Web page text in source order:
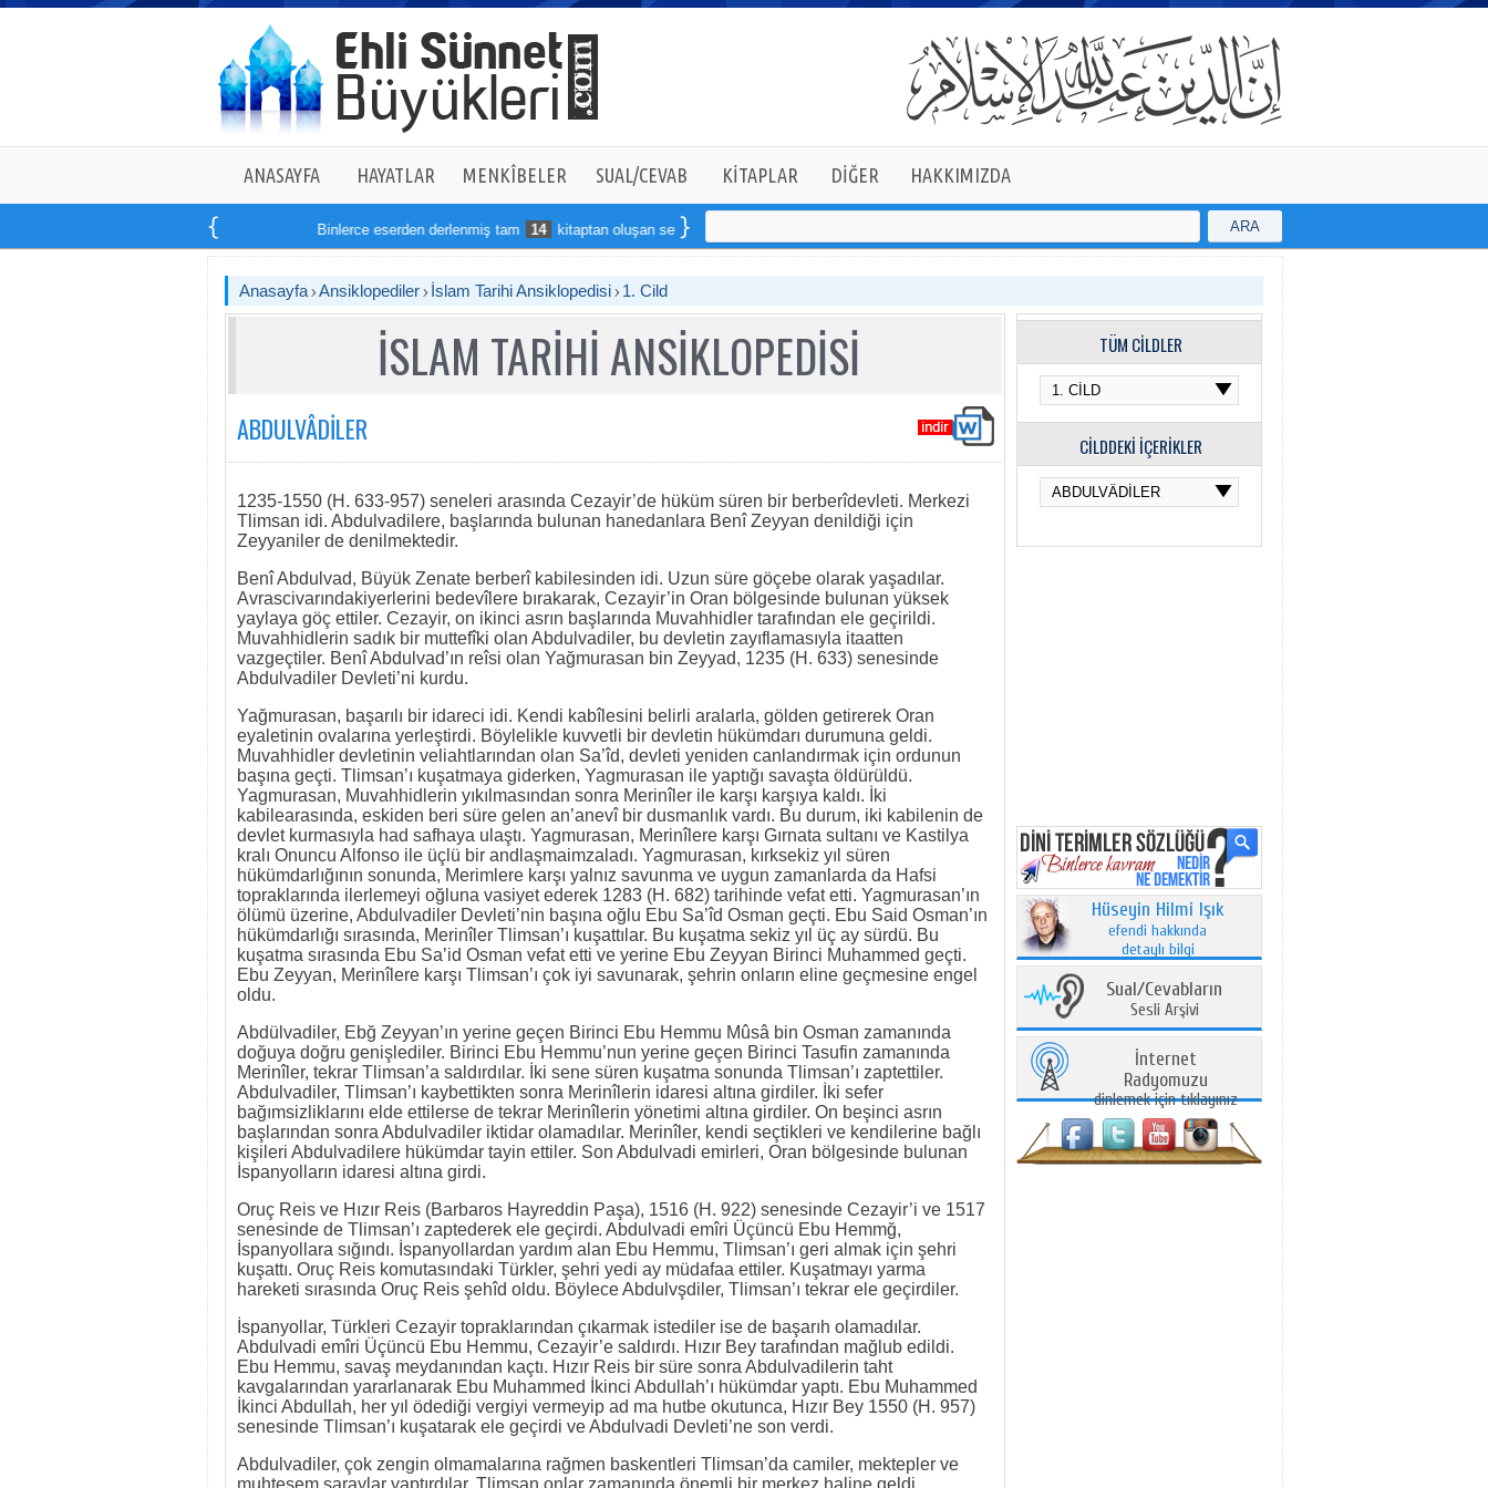
ANASAYFA HAYATLAR MENKÎBELER SUAL/CEVAB KİTAPLAR DİĞER HAKKIMIZDA
Binlerce eserden derlenmiş tam 14 kitaptan oluşan seti online sipariş verebilirsiniz ARA
Anasayfa Ansiklopediler İslam Tarihi Ansiklopedisi 1. Cild
İSLAM TARİHİ ANSİKLOPEDİSİ
ABDULVÂDİLER
1235-1550 (H. 633-957) seneleri arasında Cezayir’de hüküm süren bir berberîdevleti. Merkezi
Tlimsan idi. Abdulvadilere, başlarında bulunan hanedanlara Benî Zeyyan denildiği için
Zeyyaniler de denilmektedir.
Benî Abdulvad, Büyük Zenate berberî kabilesinden idi. Uzun süre göçebe olarak yaşadılar.
Avrascivarındakiyerlerini bedevîlere bırakarak, Cezayir’in Oran bölgesinde bulunan yüksek
yaylaya göç ettiler. Cezayir, on ikinci asrın başlarında Muvahhidler tarafından ele geçirildi.
Muvahhidlerin sadık bir muttefîki olan Abdulvadiler, bu devletin zayıflamasıyla itaatten
vazgeçtiler. Benî Abdulvad’ın reîsi olan Yağmurasan bin Zeyyad, 1235 (H. 633) senesinde
Abdulvadiler Devleti’ni kurdu.
Yağmurasan, başarılı bir idareci idi. Kendi kabîlesini belirli aralarla, gölden getirerek Oran
eyaletinin ovalarına yerleştirdi. Böylelikle kuvvetli bir devletin hükümdarı durumuna geldi.
Muvahhidler devletinin veliahtlarından olan Sa’îd, devleti yeniden canlandırmak için ordunun
başına geçti. Tlimsan’ı kuşatmaya giderken, Yagmurasan ile yaptığı savaşta öldürüldü.
Yagmurasan, Muvahhidlerin yıkılmasından sonra Merinîler ile karşı karşıya kaldı. İki
kabilearasında, eskiden beri süre gelen an’anevî bir dusmanlık vardı. Bu durum, iki kabilenin de
devlet kurmasıyla had safhaya ulaştı. Yagmurasan, Merinîlere karşı Gırnata sultanı ve Kastilya
kralı Onuncu Alfonso ile üçlü bir andlaşmaimzaladı. Yagmurasan, kırksekiz yıl süren
hükümdarlığının sonunda, Merimlere karşı yalnız savunma ve uygun zamanlarda da Hafsi
topraklarında ilerlemeyi oğluna vasiyet ederek 1283 (H. 682) tarihinde vefat etti. Yagmurasan’ın
ölümü üzerine, Abdulvadiler Devleti’nin başına oğlu Ebu Sa’îd Osman geçti. Ebu Said Osman’ın
hükümdarlığı sırasında, Merinîler Tlimsan’ı kuşattılar. Bu kuşatma sekiz yıl üç ay sürdü. Bu
kuşatma sırasında Ebu Sa’id Osman vefat etti ve yerine Ebu Zeyyan Birinci Muhammed geçti.
Ebu Zeyyan, Merinîlere karşı Tlimsan’ı çok iyi savunarak, şehrin onların eline geçmesine engel
oldu.
Abdülvadiler, Ebğ Zeyyan’ın yerine geçen Birinci Ebu Hemmu Mûsâ bin Osman zamanında
doğuya doğru genişlediler. Birinci Ebu Hemmu’nun yerine geçen Birinci Tasufin zamanında
Merinîler, tekrar Tlimsan’a saldırdılar. İki sene süren kuşatma sonunda Tlimsan’ı zaptettiler.
Abdulvadiler, Tlimsan’ı kaybettikten sonra Merinîlerin idaresi altına girdiler. İki sefer
bağımsizliklarını elde ettilerse de tekrar Merinîlerin yönetimi altına girdiler. On beşinci asrın
başlarından sonra Abdulvadiler iktidar olamadılar. Merinîler, kendi seçtikleri ve kendilerine bağlı
kişileri Abdulvadilere hükümdar tayin ettiler. Son Abdulvadi emirleri, Oran bölgesinde bulunan
İspanyolların idaresi altına girdi.
Oruç Reis ve Hızır Reis (Barbaros Hayreddin Paşa), 1516 (H. 922) senesinde Cezayir’i ve 1517
senesinde de Tlimsan’ı zaptederek ele geçirdi. Abdulvadi emîri Üçüncü Ebu Hemmğ,
İspanyollara sığındı. İspanyollardan yardım alan Ebu Hemmu, Tlimsan’ı geri almak için şehri
kuşattı. Oruç Reis komutasındaki Türkler, şehri yedi ay müdafaa ettiler. Kuşatmayı yarma
hareketi sırasında Oruç Reis şehîd oldu. Böylece Abdulvşdiler, Tlimsan’ı tekrar ele geçirdiler.
İspanyollar, Türkleri Cezayir topraklarından çıkarmak istediler ise de başarıh olamadılar.
Abdulvadi emîri Üçüncü Ebu Hemmu, Cezayir’e saldırdı. Hızır Bey tarafından mağlub edildi.
Ebu Hemmu, savaş meydanından kaçtı. Hızır Reis bir süre sonra Abdulvadilerin taht
kavgalarından yararlanarak Ebu Muhammed İkinci Abdullah’ı hükümdar yaptı. Ebu Muhammed
İkinci Abdullah, her yıl ödediği vergiyi vermeyip ad ma hutbe okutunca, Hızır Bey 1550 (H. 957)
senesinde Tlimsan’ı kuşatarak ele geçirdi ve Abdulvadi Devleti’ne son verdi.
Abdulvadiler, çok zengin olmamalarına rağmen baskentleri Tlimsan’da camiler, mektepler ve
muhteşem saraylar yaptırdılar. Tlimsan onlar zamanında önemli bir merkez haline geldi.
TÜM CİLDLER
CİLDDEKİ İÇERİKLER
Hüseyin Hilmi Işık
efendi hakkında
detaylı bilgi
Sual/Cevabların
Sesli Arşivi
İnternet
Radyomuzu
dinlemek için tıklayınız